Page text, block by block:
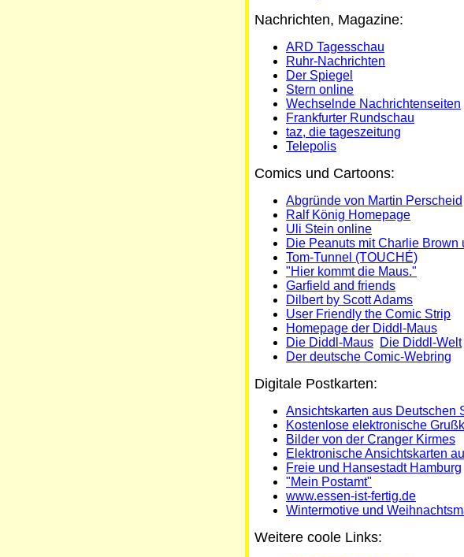
Nachrichten, Magazine:
ARD Tagesschau
Ruhr-Nachrichten
Der Spiegel
Stern online
Wechselnde Nachrichtenseiten
Frankfurter Rundschau
taz, die tageszeitung
Telepolis
Comics und Cartoons:
Abgründe von Martin Perscheid
Ralf König Homepage
Uli Stein online
Die Peanuts mit Charlie Brown
Tom-Tunnel (TOUCHÉ)
"Hier kommt die Maus."
Garfield and friends
Dilbert by Scott Adams
User Friendly the Comic Strip
Homepage der Diddl-Maus
Die Diddl-Maus Die Diddl-Welt
Der deutsche Comic-Webring
Digitale Postkarten:
Ansichtskarten aus Deutschen
Kostenlose elektronische
Bilder von der Cranger Kirmes
Elektronische Ansichtskarten
Freie und Hansestadt Hamburg
"Mein Postamt"
www.essen-ist-fertig.de
Wintermotive und
Weitere coole Links: